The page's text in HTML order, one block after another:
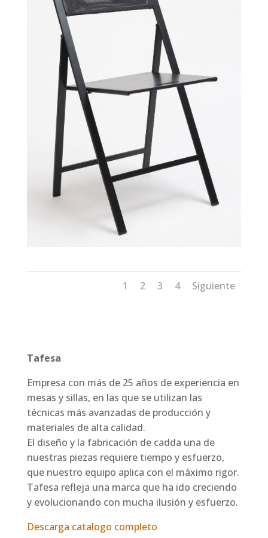
1 2 3 4 Siguiente
Tafesa
Empresa con más de 25 años de experiencia en
mesas y sillas, en las que se utilizan las
técnicas más avanzadas de producción y
materiales de alta calidad.
El diseño y la fabricación de cadda una de
nuestras piezas requiere tiempo y esfuerzo,
que nuestro equipo aplica con el máximo rigor.
Tafesa refleja una marca que ha ido creciendo
y evolucionando con mucha ilusión y esfuerzo.
Descarga catalogo completo